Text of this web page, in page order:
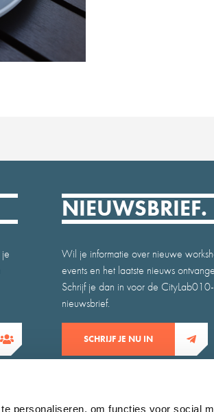
personaliseren, om functies voor social
NIEUWSBRIEF.
Wil je informatie over nieuwe
events en het laatste nieuws
Schrijf je dan in voor de CityLab010-
nieuwsbrief.
SCHRIJF JE NU IN